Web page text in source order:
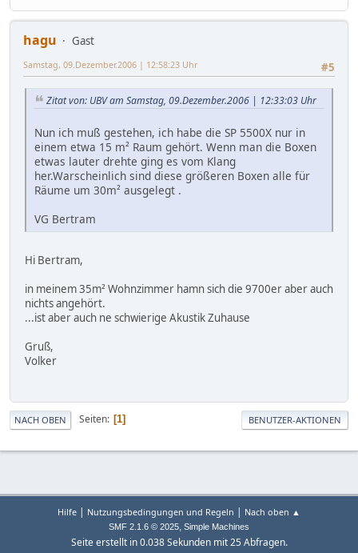
hagu
Gast
#5
Samstag, 09.Dezember.2006 | 12:58:23 Uhr
Zitat von: UBV am Samstag, 09.Dezember.2006 | 12:33:03 Uhr
Nun ich muß gestehen, ich habe die SP 5500X nur in
einem etwa 15 m² Raum gehört. Wenn man die Boxen
etwas lauter drehte ging es vom Klang
her.Warscheinlich sind diese größeren Boxen alle für
Räume um 30m² ausgelegt .
VG Bertram
Hi Bertram,
in meinem 35m² Wohnzimmer hamn sich die 9700er aber auch
nichts angehört.
...ist aber auch ne schwierige Akustik Zuhause
Gruß,
Volker
NACH OBEN Seiten 1 BENUTZER-AKTIONEN
Hilfe | Nutzungsbedingungen und Regeln | Nach oben ▲
SMF 2.1.6 © 2025, Simple Machines
Seite erstellt in 0.038 Sekunden mit 25 Abfragen.